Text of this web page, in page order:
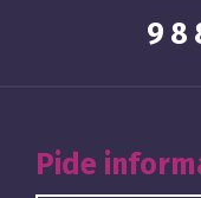
Pide